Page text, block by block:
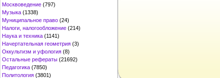
Москвоведение (797)
Музыка (1338)
Муниципальное право (24)
Налоги, налогообложение (214)
Наука и техника (1141)
Начертательная геометрия (3)
Оккультизм и уфология (8)
Остальные рефераты (21692)
Педагогика (7850)
Политология (3801)